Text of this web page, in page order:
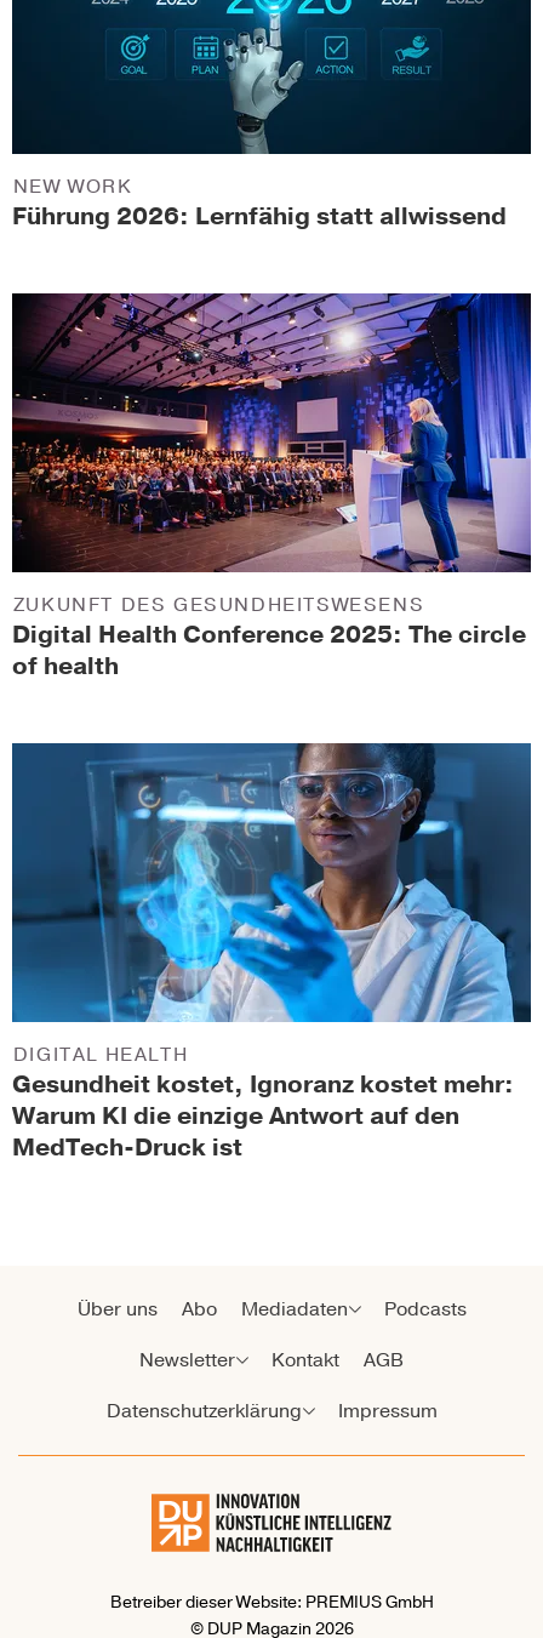
Führung 2026: Lernfähig statt allwissend
NEW WORK
Digital Health Conference 2025: The circle
of health
ZUKUNFT DES GESUNDHEITSWESENS
Gesundheit kostet, Ignoranz kostet mehr:
Warum KI die einzige Antwort auf den
MedTech-Druck ist
DIGITAL HEALTH
Über uns Abo Mediadaten
Podcasts
Newsletter
Kontakt
AGB
Datenschutzerklärung
Impressum
Betreiber dieser Website: PREMIUS GmbH
© DUP Magazin 2026